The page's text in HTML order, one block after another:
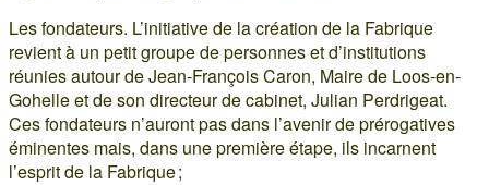
Les fondateurs. L’initiative de la création de la Fabrique
revient à un petit groupe de personnes et d’institutions
réunies autour de Jean-François Caron, Maire de Loos-en-
Gohelle et de son directeur de cabinet, Julian Perdrigeat.
Ces fondateurs n’auront pas dans l’avenir de prérogatives
éminentes mais, dans une première étape, ils incarnent
l’esprit de la Fabrique ;